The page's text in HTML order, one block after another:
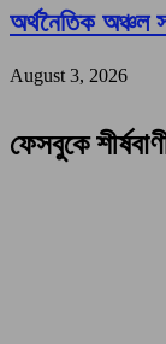
অর্থনৈতিক অঞ্চল
August 3, 2026
ফেসবুকে